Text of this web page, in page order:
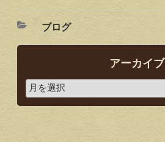
ブログ
アーカイブ